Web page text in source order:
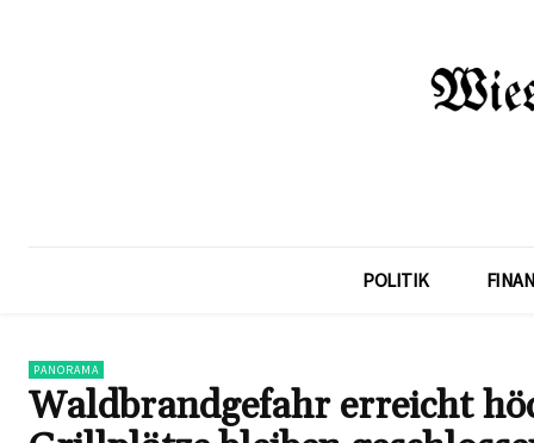
POLITIK
PANORAMA
Waldbrandgefahr erreicht